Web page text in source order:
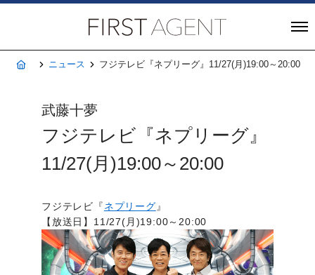
ホームニュース フジテレビ『ネプリーグ』11/27(月)19:00～20:00
武藤十夢
フジテレビ『ネプリーグ』
11/27(月)19:00～20:00
フジテレビ『ネプリーグ 』
【放送日】11/27(月)19:00～20:00